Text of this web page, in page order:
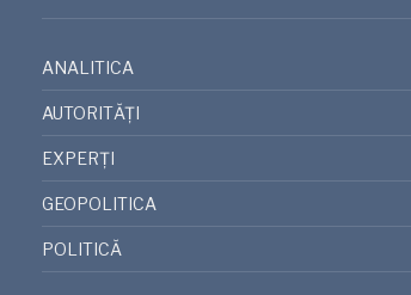
ANALITICA
AUTORITĂȚI
EXPERȚI
GEOPOLITICA
POLITICĂ